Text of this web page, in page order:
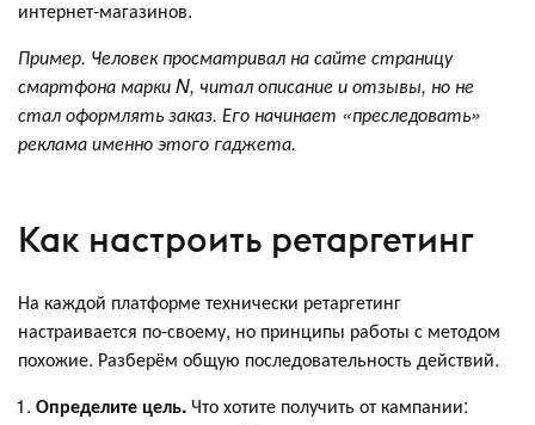
интернет-магазинов.
Пример. Человек просматривал на сайте страницу
смартфона марки N, читал описание и отзывы, но не
стал оформлять заказ. Его начинает «преследовать»
реклама именно этого гаджета.
Как настроить ретаргетинг
На каждой платформе технически ретаргетинг
настраивается по-своему, но принципы работы с методом
похожие. Разберём общую последовательность действий.
Определите цель.Что хотите получить от кампании: